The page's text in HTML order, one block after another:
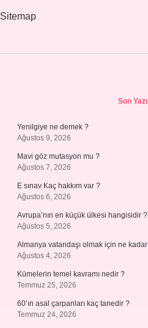
Sitemap
Son
Yenilgiye ne demek ?
Ağustos 9, 2026
Mavi göz mutasyon mu ?
Ağustos 7, 2026
E sınav Kaç hakkım var ?
Ağustos 6, 2026
Avrupa’nın en küçük ülkesi hangisidir ?
Ağustos 5, 2026
Almanya vatandaşı olmak için ne
Ağustos 4, 2026
Kümelerin temel kavramı nedir ?
Temmuz 25, 2026
60’ın asal çarpanları kaç tanedir ?
Temmuz 24, 2026